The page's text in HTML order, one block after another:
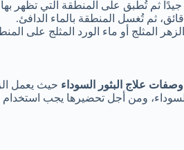
ثم تُطبق على المنطقة التي تظهر
المثلج أو ماء الورد المثلج على
وصفات علاج البثور السوداء حيث يعمل
ومن أجل تحضيرها يجب استخدام